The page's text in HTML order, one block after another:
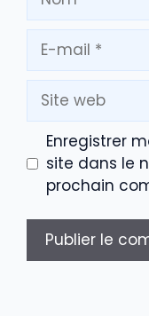
mail
Site
web
Enregistrer
site dans le
prochain